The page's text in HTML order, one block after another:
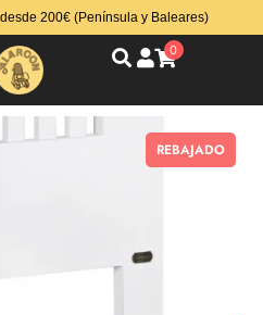
200€ (Península y Baleares)
0
REBAJADO